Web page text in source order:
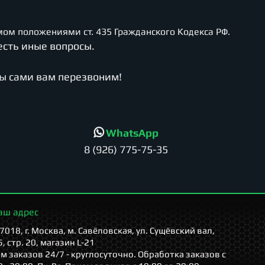
положениями ст. 435 Гражданского Кодекса РФ.
иные вопросы.
сами вам перезвоним!
WhatsApp
8 (926) 775-75-35
адрес
г. Москва, м. Савёловская, ул. Сущёвский вал,
стр. 20, магазин L-21
заказов 24/7 - круглосуточно. Обработка заказов с